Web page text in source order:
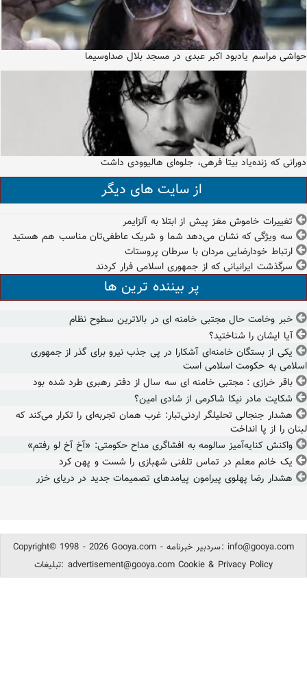
حواشی مراسم یادبود اکبر عبدی در مسجد بلال صداوسیما
دورانی که زنده‌یاد بیتا فرهی، جلوه‌ای هالیوودی داشت
از سایت های دیگر
تغییرات خاموش مغز پیش از ابتلا به آلزایمر
سه ویژگی که نشان ‌می‌دهد شما و شریک عاطفی‌تان مناسب هم هستید
ارتباط خودارضایی مردان با سرطان پروستات
سرگذشت‌ ایرانیانی که از جمهوری اسلامی فرار کردند
پر بیننده ترین ها
خبر وخامت حال مجتبی خامنه ای در بالاترین سطوح نظام
آیا ایشان را شناختید؟
یکی از بستگان خامنه‌ای آشکارا در پی جذب نیرو برای گذر از جمهوری
اسلامی به حکومت اسلامی است
باقر خرازی : مجتبی خامنه ای سه سال از دفتر رهبری طرد شده بود
شکایت مادر نیکا شاکرمی از شادی امین؟
هشدار جنجالی تحلیلگر اردنی‌تبار: غرب همان تجربه‌ای را تکرار می‌کند که
لبنان را از پا انداخت
واکنش کنایه‌آمیز سالومه به افشاگری مداح حکومتی: «آخ آخ لو رفتم»
یک خانم معلم در تماس تلفنی شهبازی را شست و پهن کرد
هشدار رضا پهلوی پیرامون پیامدهای تصمیمات جدید در دریای خزر
Copyright© 1998 - 2026 Gooya.com - سردبیر خبرنامه: info@gooya.com
تبلیغات: advertisement@gooya.com Cookie & Privacy Policy